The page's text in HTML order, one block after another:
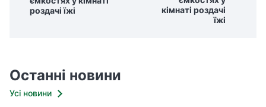
роздачі їжі
кімнаті роздачі
їжі
Останні новини
Усі новини